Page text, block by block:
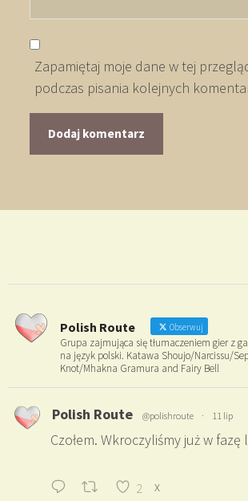
Zapamiętaj moje dane w tej
podczas pisania kolejnych
Polish Route Obserwuj
Grupa zajmująca się tłumaczeniem gier z
na język polski. Katawa Shoujo/Narcissu/
Knot/Mhakna Gramura and Fairy Bell
Polish Route @polishroute · 11 lip
Czołem. Wkroczyliśmy już w fazę
2 X